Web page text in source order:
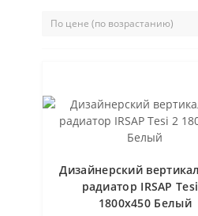
Дизайнерский
радиатор IRSAP
1800x450 Белый